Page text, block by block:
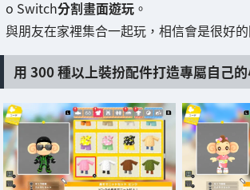
o Switch分割畫面遊玩 。
與朋友在家裡集合一起玩，相信會是很好的
用 300 種以上裝扮配件打造專屬自己的